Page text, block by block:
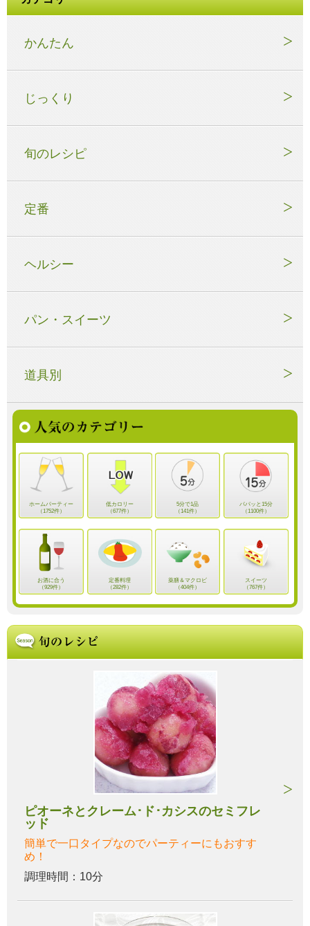
かんたん
じっくり
旬のレシピ
定番
ヘルシー
パン・スイーツ
道具別
ホームパーティー
（1752件）
低カロリー
（677件）
5分で1品
（141件）
パパッと15分
（1100件）
お酒に合う
（929件）
定番料理
（282件）
薬膳＆マクロビ
（404件）
スイーツ
（767件）
ピオーネとクレーム･ド･カシスのセミフレ
ッド
簡単で一口タイプなのでパーティーにもおすす
め！
調理時間：10分